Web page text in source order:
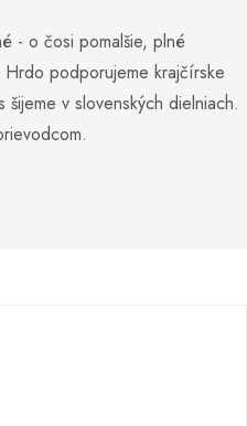
- o čosi pomalšie, plné
Hrdo podporujeme krajčírske
v slovenských dielniach.